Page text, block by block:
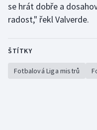
Ostatní
se hrát dobře a
radost," řekl Valverde.
ŠTÍTKY
Fotbalová Liga mistrů